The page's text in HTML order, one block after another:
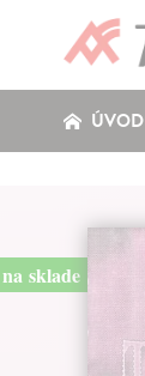
ÚVOD
na sklade